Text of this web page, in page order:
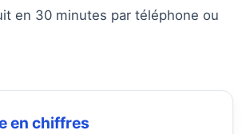
en 30 minutes par téléphone ou
en chiffres